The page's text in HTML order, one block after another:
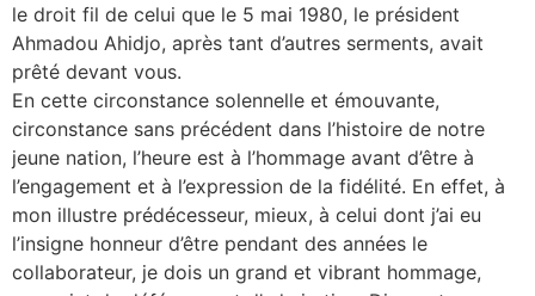
le droit fil de celui que le 5 mai 1980, le président
Ahmadou Ahidjo, après tant d’autres serments, avait
prêté devant vous.
En cette circonstance solennelle et émouvante,
circonstance sans précédent dans l’histoire de notre
jeune nation, l’heure est à l’hommage avant d’être à
l’engagement et à l’expression de la fidélité. En effet, à
mon illustre prédécesseur, mieux, à celui dont j’ai eu
l’insigne honneur d’être pendant des années le
collaborateur, je dois un grand et vibrant hommage,